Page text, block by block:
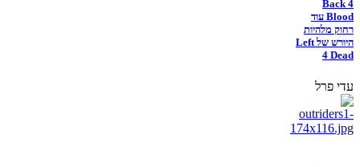
Back 4
Blood עוד
רחוק מלהיות
היורש של Left
4 Dead
עדי פרל